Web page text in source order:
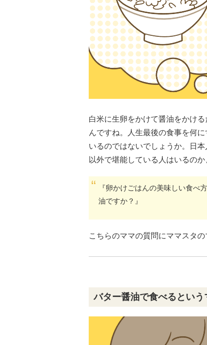
白米に生卵をかけて醤油をかけ
んですね。人生最後の食事を何
いるのではないでしょうか。日
以外で堪能している人はいるの
『卵かけごはんの美味しい食
油ですか？』
こちらのママの質問にママスタ
バター醤油で食べるという